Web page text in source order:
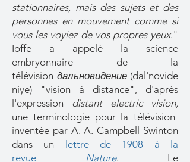
stationnaires, mais des sujets et des
personnes en mouvement comme si
vous les voyiez de vos propres yeux."
Ioffe a appelé la science
embryonnaire de la
télévision дальновидение(dal'novide
niye) "vision à distance", d'après
l'expression distant electric vision,
une terminologie pour la télévision
inventée par A. A. Campbell Swinton
dans un
lettre de 1908 à la
revue Nature. Le